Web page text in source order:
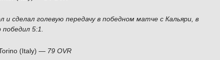
и сделал голевую передачу в победном матче с Кальяри, в
5:1.
(Italy) — 79 OVR